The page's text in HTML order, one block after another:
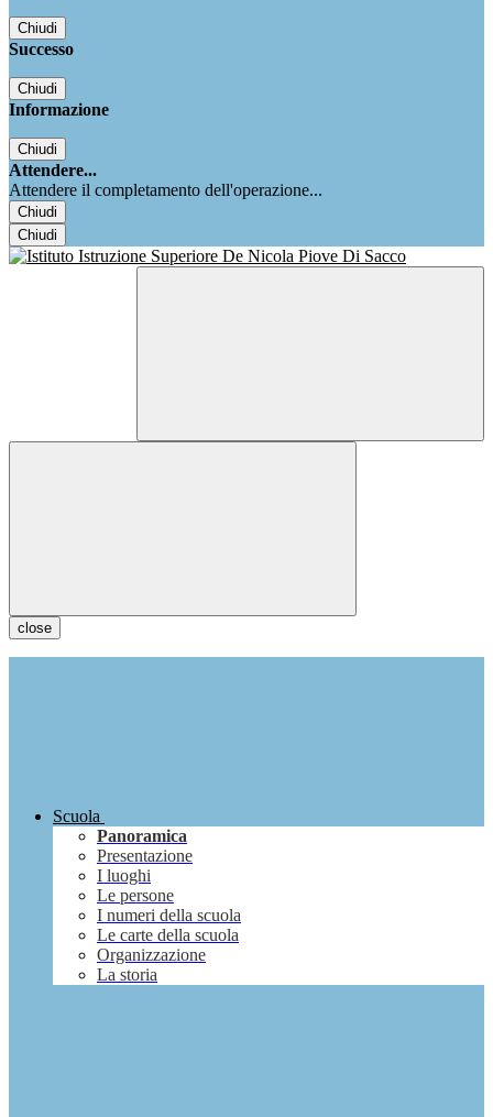
Chiudi
Successo
Chiudi
Informazione
Chiudi
Attendere...
Attendere il completamento dell'operazione...
Chiudi
Chiudi
close
Scuola
Panoramica
Presentazione
I luoghi
Le persone
I numeri della scuola
Le carte della scuola
Organizzazione
La storia